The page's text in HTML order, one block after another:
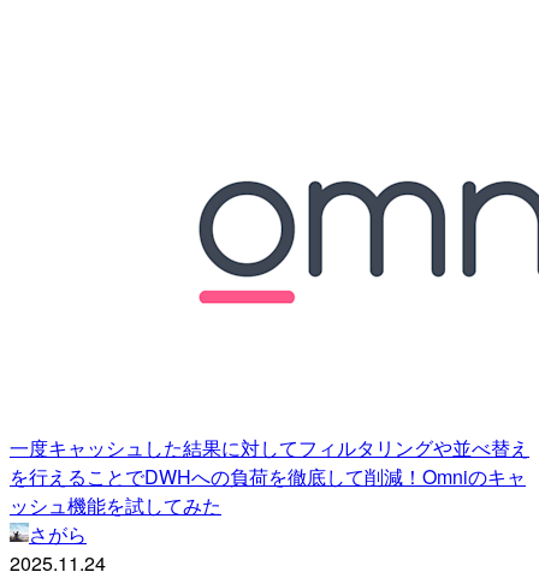
一度キャッシュした結果に対してフィルタリングや並べ替え
を行えることでDWHへの負荷を徹底して削減！Omniのキャ
ッシュ機能を試してみた
さがら
2025.11.24